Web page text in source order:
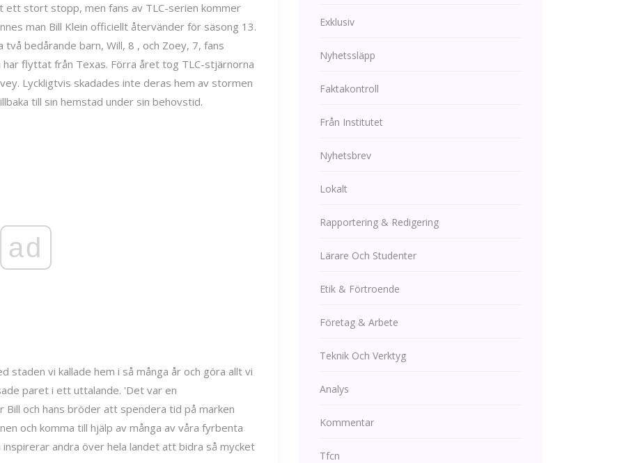
ett stort stopp, men fans av TLC-serien kommer
man Bill Klein officiellt återvänder för säsong 13.
två bedårande barn, Will, 8 , och Zoey, 7, fans
flyttat från Texas. Förra året tog TLC-stjärnorna
Lyckligtvis skadades inte deras hem av stormen
till sin hemstad under sin behovstid.
ad
staden vi kallade hem i så många år och göra allt vi
paret i ett uttalande. 'Det var en
Bill och hans bröder att spendera tid på marken
och komma till hjälp av många av våra fyrbenta
andra över hela landet att bidra så mycket
Exklusiv
Nyhetssläpp
Faktakontroll
Från Institutet
Nyhetsbrev
Lokalt
Rapportering & Redigering
Lärare Och Studenter
Etik & Förtroende
Företag & Arbete
Teknik Och Verktyg
Analys
Kommentar
Tfcn